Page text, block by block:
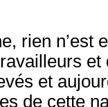
rien n’est
et
et
de cette